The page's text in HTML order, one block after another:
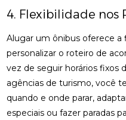
4. Flexibilidade nos
Alugar um ônibus oferece a
personalizar o roteiro de
vez de seguir horários fixos
agências de turismo, você
quando e onde parar,
especiais ou fazer paradas